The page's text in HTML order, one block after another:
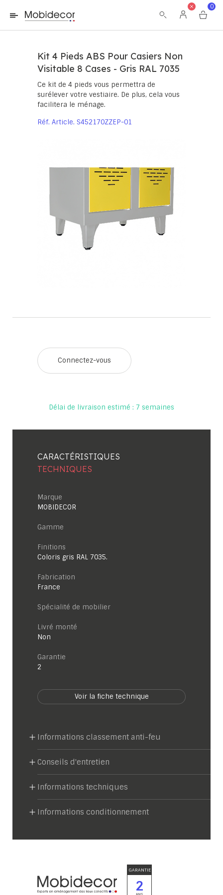
La boutique ne fonctionnera pas correctement dans le cas où
les cookies sont désactivés.
0
Kit 4 Pieds ABS Pour Casiers Non
Visitable 8 Cases - Gris RAL 7035
Ce kit de 4 pieds vous permettra de
surélever votre vestiaire. De plus, cela vous
facilitera le ménage.
Réf. Article S452170ZZEP-01
Connectez-vous
Délai de livraison estimé : 7 semaines
CARACTÉRISTIQUES
TECHNIQUES
Marque
MOBIDECOR
Gamme
Finitions
Coloris gris RAL 7035.
Fabrication
France
Spécialité de mobilier
Livré monté
Non
garantie
2
Voir la fiche technique
Informations classement anti-feu
Conseils d'entretien
Informations techniques
Informations conditionnement
GARANTIE
2